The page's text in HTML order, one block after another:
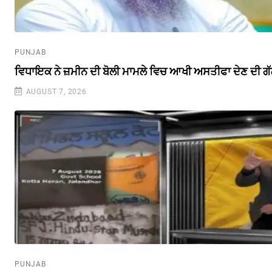
PUNJAB
ਵਿਧਾਇਕ ਨੇ ਜ਼ਮੀਨ ਦੀ ਬੋਲੀ ਮਾਮਲੇ ਵਿਚ ਆਖੀ ਅਸਤੀਫਾ ਦੇਣ ਦੀ
AUGUST 7, 2026
PUNJAB